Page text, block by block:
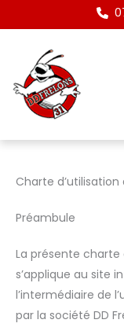
au
contenu
Charte
Préambule
La présente charte
s’applique au site
l’intermédiaire de
par la société DD